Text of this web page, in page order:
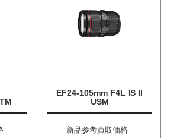
EF24-105mm F4L IS II
USM
新品参考買取価格